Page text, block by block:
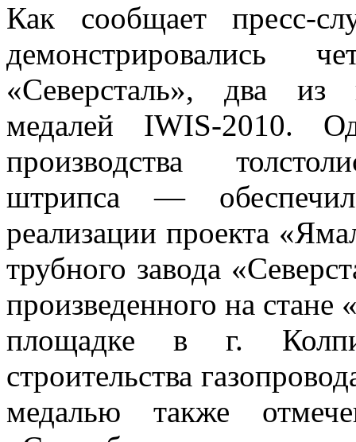
Как сообщает пресс-
демонстрировались
«Северсталь», два из
медалей IWIS-2010.
производства
штрипса —
реализации проекта
трубного завода
произведенного на стане
площадке в г.
строительства
медалью также